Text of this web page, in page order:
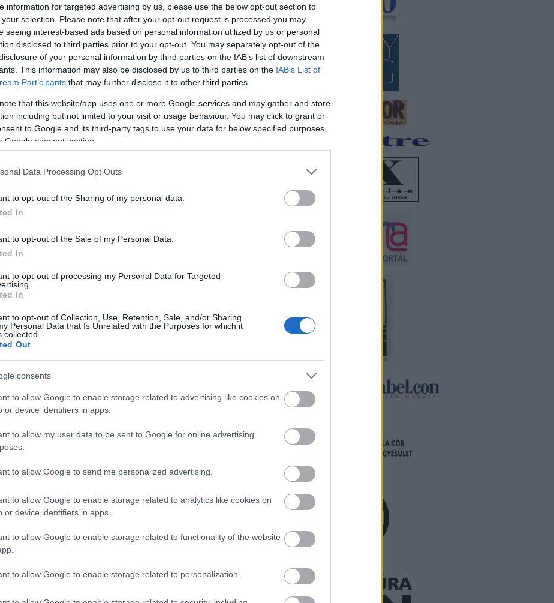
information for targeted advertising by us, please use the below opt-out section to
selection. Please note that after your opt-out request is processed you may
seeing interest-based ads based on personal information utilized by us or personal
disclosed to third parties prior to your opt-out. You may separately opt-out of the
of your personal information by third parties on the IAB’s list of downstream
This information may also be disclosed by us to third parties on the IAB’s List of
Participants that may further disclose it to other third parties.
that this website/app uses one or more Google services and may gather and store
including but not limited to your visit or usage behaviour. You may click to grant or
to Google and its third-party tags to use your data for below specified purposes
Google consent section.
Data Processing Opt Outs
to opt-out of the Sharing of my personal data.
In
to opt-out of the Sale of my Personal Data.
In
to opt-out of processing my Personal Data for Targeted
In
to opt-out of Collection, Use, Retention, Sale, and/or Sharing
Personal Data that Is Unrelated with the Purposes for which it
collected.
Out
consents
to allow Google to enable storage related to advertising like cookies on
or device identifiers in apps.
to allow my user data to be sent to Google for online advertising
to allow Google to send me personalized advertising.
to allow Google to enable storage related to analytics like cookies on
or device identifiers in apps.
to allow Google to enable storage related to functionality of the website
to allow Google to enable storage related to personalization.